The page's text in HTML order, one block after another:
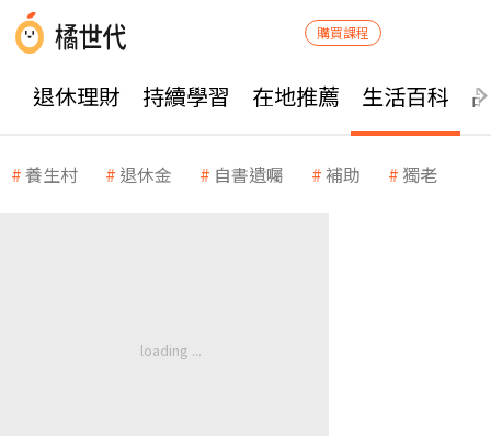
購買課程
退休理財 持續學習 在地推薦 生活百科
養生村 退休金 自書遺囑 補助 獨老